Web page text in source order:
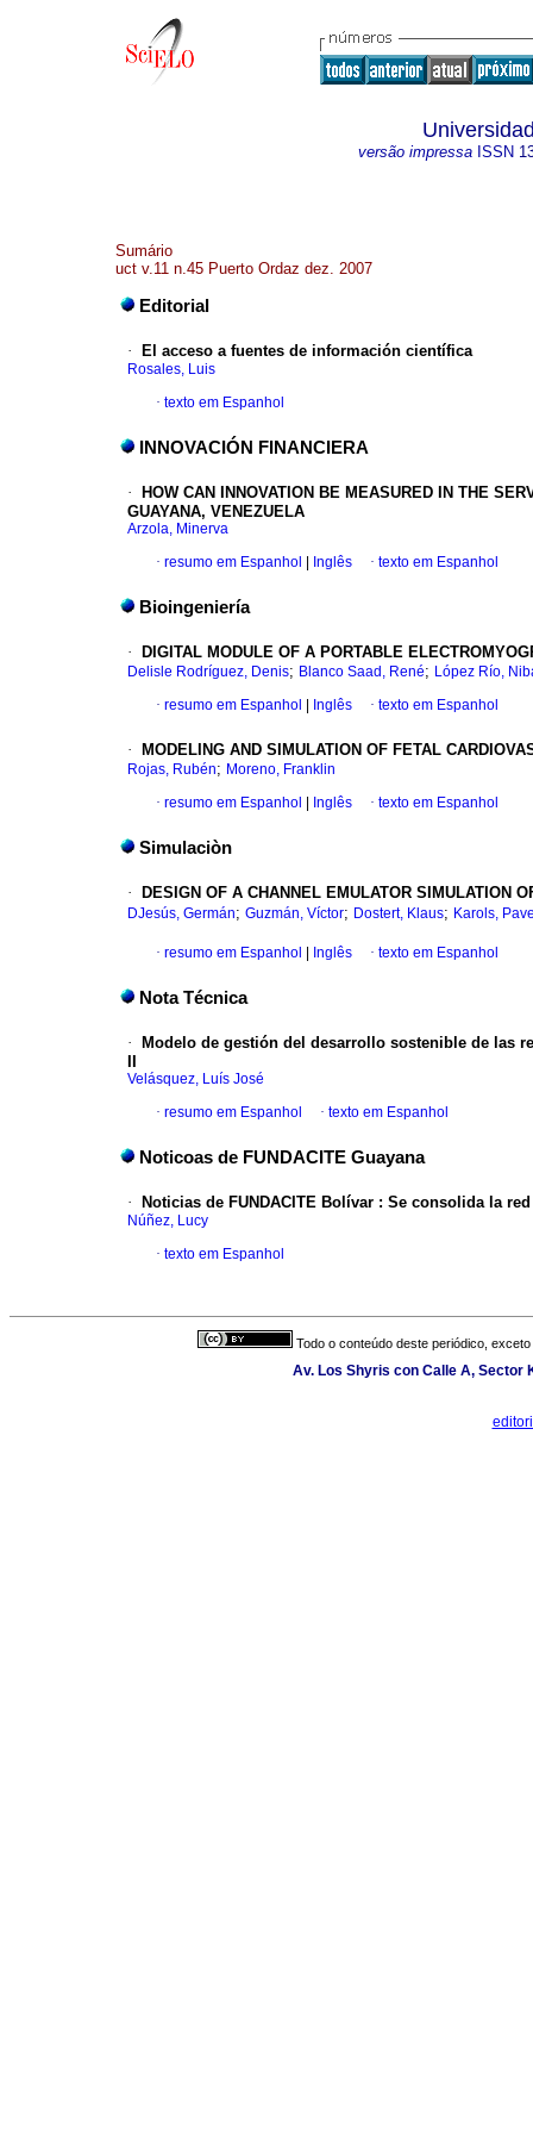
versão impressa ISSN
Sumário
uct v.11 n.45 Puerto Ordaz dez. 2007
Editorial
· El acceso a fuentes de información científica
Rosales, Luis
· texto em Espanhol
INNOVACIÓN FINANCIERA
·
HOW CAN INNOVATION BE MEASURED IN THE
GUAYANA, VENEZUELA
Arzola, Minerva
· resumo em Espanhol Inglês · texto em Espanhol
Bioingeniería
· DIGITAL MODULE OF A PORTABLE
Delisle Rodríguez, Denis; Blanco Saad, René; López Río,
· resumo em Espanhol Inglês · texto em Espanhol
· MODELING AND SIMULATION OF FETAL
Rojas, Rubén; Moreno, Franklin
· resumo em Espanhol Inglês · texto em Espanhol
Simulaciòn
· DESIGN OF A CHANNEL EMULATOR SIMULATION
DJesús, Germán; Guzmán, Víctor; Dostert, Klaus; Karols,
· resumo em Espanhol Inglês · texto em Espanhol
Nota Técnica
·
Modelo de gestión del desarrollo sostenible de las
Velásquez, Luís José
· resumo em Espanhol · texto em Espanhol
Noticoas de FUNDACITE Guayana
· Noticias de FUNDACITE Bolívar : Se consolida la
Núñez, Lucy
· texto em Espanhol
Todo o conteúdo deste periódico,
Av. Los Shyris con Calle A, Sector